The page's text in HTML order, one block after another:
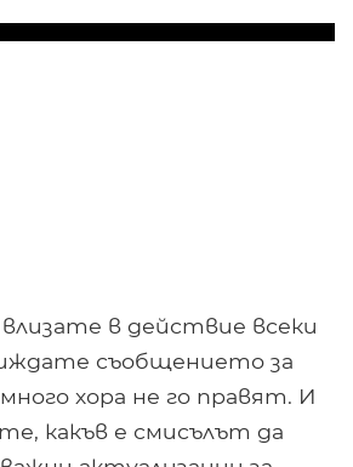
в действие всеки
съобщението за
хора не го правят. И
какъв е смисълът да